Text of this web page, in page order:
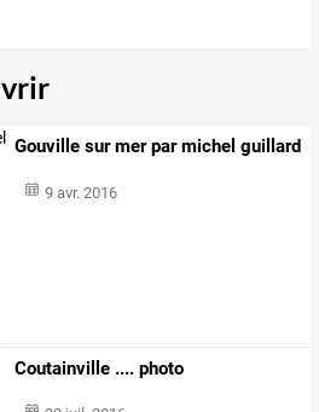
Gouville sur mer par michel guillard
9 avr. 2016
Coutainville .... photo